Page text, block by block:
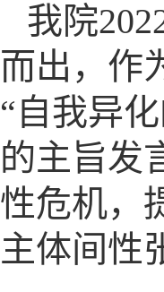
我院
而出，作
“自我异
的主旨发
性危机，
主体间性